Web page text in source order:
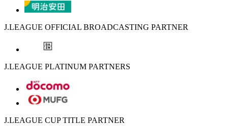
J.LEAGUE OFFICIAL BROADCASTING PARTNER
J.LEAGUE PLATINUM PARTNERS
J.LEAGUE CUP TITLE PARTNER